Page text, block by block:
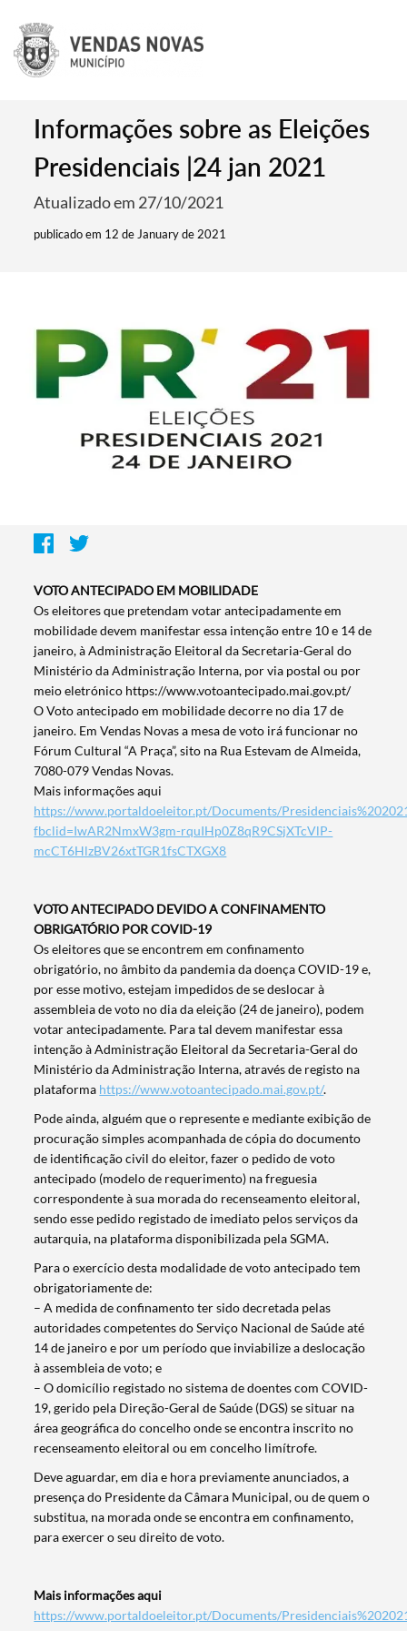
Termo de Pesquisa
Categorias gerais
Informações sobre as Eleições
Presidenciais |24 jan 2021
Atualizado em 27/10/2021
publicado em 12 de January de 2021
VOTO ANTECIPADO EM MOBILIDADE
Os eleitores que pretendam votar antecipadamente em
mobilidade devem manifestar essa intenção entre 10 e 14 de
janeiro, à Administração Eleitoral da Secretaria-Geral do
Ministério da Administração Interna, por via postal ou por
meio eletrónico https://www.votoantecipado.mai.gov.pt/
O Voto antecipado em mobilidade decorre no dia 17 de
janeiro. Em Vendas Novas a mesa de voto irá funcionar no
Fórum Cultural “A Praça”, sito na Rua Estevam de Almeida,
7080-079 Vendas Novas.
Mais informações aqui
https://www.portaldoeleitor.pt/Documents/
fbclid=IwAR2NmxW3gm-rquIHp0Z8qR9CSjXTcVlP-
mcCT6HlzBV26xtTGR1fsCTXGX8
VOTO ANTECIPADO DEVIDO A CONFINAMENTO
OBRIGATÓRIO POR COVID-19
Os eleitores que se encontrem em confinamento
obrigatório, no âmbito da pandemia da doença COVID-19 e,
por esse motivo, estejam impedidos de se deslocar à
assembleia de voto no dia da eleição (24 de janeiro), podem
votar antecipadamente. Para tal devem manifestar essa
intenção à Administração Eleitoral da Secretaria-Geral do
Ministério da Administração Interna, através de registo na
plataforma https://www.votoantecipado.mai.gov.pt/.
Pode ainda, alguém que o represente e mediante exibição de
procuração simples acompanhada de cópia do documento
de identificação civil do eleitor, fazer o pedido de voto
antecipado (modelo de requerimento) na freguesia
correspondente à sua morada do recenseamento eleitoral,
sendo esse pedido registado de imediato pelos serviços da
autarquia, na plataforma disponibilizada pela SGMA.
Para o exercício desta modalidade de voto antecipado tem
obrigatoriamente de:
– A medida de confinamento ter sido decretada pelas
autoridades competentes do Serviço Nacional de Saúde até
14 de janeiro e por um período que inviabilize a deslocação
à assembleia de voto; e
– O domicílio registado no sistema de doentes com COVID-
19, gerido pela Direção-Geral de Saúde (DGS) se situar na
área geográfica do concelho onde se encontra inscrito no
recenseamento eleitoral ou em concelho limítrofe.
Deve aguardar, em dia e hora previamente anunciados, a
presença do Presidente da Câmara Municipal, ou de quem o
substitua, na morada onde se encontra em confinamento,
para exercer o seu direito de voto.
Mais informações aqui
https://www.portaldoeleitor.pt/Documents/